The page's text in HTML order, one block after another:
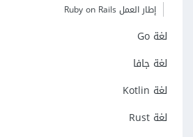
إطار العمل Ruby on Rails
لغة Go
لغة جافا
لغة Kotlin
لغة Rust